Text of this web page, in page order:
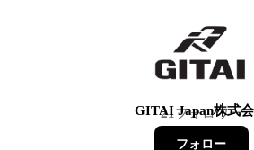
GITAI Japan株式
21フォロワー
フォロー